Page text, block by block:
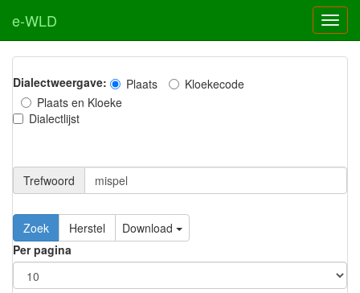
e-WLD
Dialectweergave: Plaats
Kloekecode
Plaats en Kloeke
Dialectlijst
Trefwoord
Download
Per pagina